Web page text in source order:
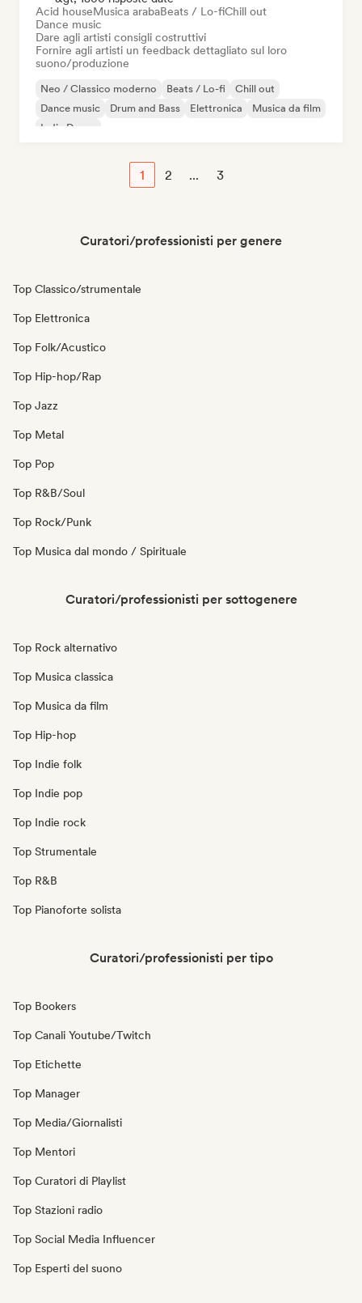
Acid houseMusica arabaBeats / Lo-fiChill out
Dance music
Dare agli artisti consigli costruttivi
Fornire agli artisti un feedback dettagliato sul loro
suono/produzione
Neo / Classico moderno Beats / Lo-fi
Chill out
Dance music
Drum and Bass Elettronica
Musica da film
Indie Dance
1 2 ... 3
Curatori/professionisti per genere
Top Classico/strumentale
Top Elettronica
Top Folk/Acustico
Top Hip-hop/Rap
Top Jazz
Top Metal
Top Pop
Top R&B/Soul
Top Rock/Punk
Top Musica dal mondo / Spirituale
Curatori/professionisti per sottogenere
Top Rock alternativo
Top Musica classica
Top Musica da film
Top Hip-hop
Top Indie folk
Top Indie pop
Top Indie rock
Top Strumentale
Top R&B
Top Pianoforte solista
Curatori/professionisti per tipo
Top Bookers
Top Canali Youtube/Twitch
Top Etichette
Top Manager
Top Media/Giornalisti
Top Mentori
Top Curatori di Playlist
Top Stazioni radio
Top Social Media Influencer
Top Esperti del suono